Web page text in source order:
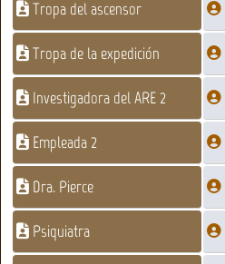
Tropa del ascensor
Tropa de la expedición
Investigadora del ARE 2
Empleada 2
Dra. Pierce
Psiquiatra